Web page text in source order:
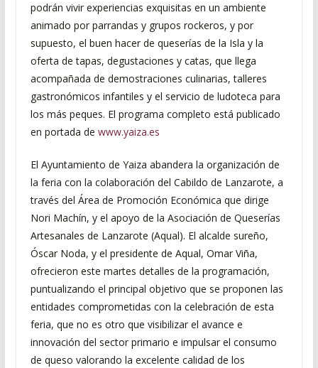
podrán vivir experiencias exquisitas en un ambiente
animado por parrandas y grupos rockeros, y por
supuesto, el buen hacer de queserías de la Isla y la
oferta de tapas, degustaciones y catas, que llega
acompañada de demostraciones culinarias, talleres
gastronómicos infantiles y el servicio de ludoteca para
los más peques. El programa completo está publicado
en portada de www.yaiza.es
El Ayuntamiento de Yaiza abandera la organización de
la feria con la colaboración del Cabildo de Lanzarote, a
través del Área de Promoción Económica que dirige
Nori Machín, y el apoyo de la Asociación de Queserías
Artesanales de Lanzarote (Aqual). El alcalde sureño,
Óscar Noda, y el presidente de Aqual, Omar Viña,
ofrecieron este martes detalles de la programación,
puntualizando el principal objetivo que se proponen las
entidades comprometidas con la celebración de esta
feria, que no es otro que visibilizar el avance e
innovación del sector primario e impulsar el consumo
de queso valorando la excelente calidad de los